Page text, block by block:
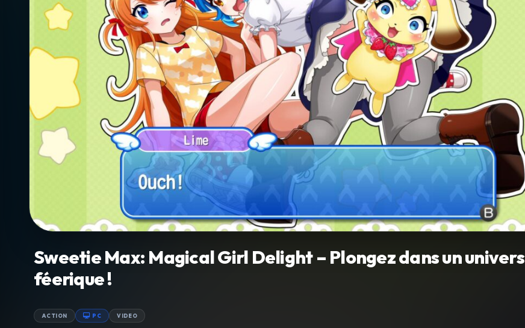
Sweetie Max: Magical Girl Delight – Plongez dans un univers
féerique !
ACTION PC VIDEO